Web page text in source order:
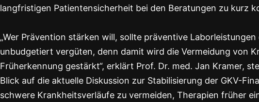
langfristigen Patientensicherheit bei den Beratungen zu kurz
„Wer Prävention stärken will, sollte präventive
unbudgetiert vergüten, denn damit wird die Vermeidung von
Früherkennung gestärkt“, erklärt Prof. Dr. med. Jan Kramer,
Blick auf die aktuelle Diskussion zur Stabilisierung der GKV-
schwere Krankheitsverläufe zu vermeiden, Therapien früher